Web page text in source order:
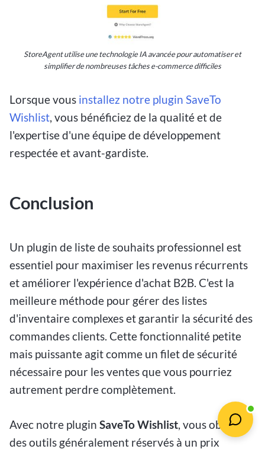
StoreAgent utilise une technologie IA avancée pour automatiser et
simplifier de nombreuses tâches e-commerce difficiles
Lorsque vous installez notre plugin SaveTo
Wishlist, vous bénéficiez de la qualité et de
l'expertise d'une équipe de développement
respectée et avant-gardiste.
Conclusion
Un plugin de liste de souhaits professionnel est
essentiel pour maximiser les revenus récurrents
et améliorer l'expérience d'achat B2B. C'est la
meilleure méthode pour gérer des listes
d'inventaire complexes et garantir la sécurité des
commandes clients. Cette fonctionnalité petite
mais puissante agit comme un filet de sécurité
nécessaire pour les ventes que vous pourriez
autrement perdre complètement.
Avec notre plugin SaveTo Wishlist , vous obtenez
des outils généralement réservés à un prix